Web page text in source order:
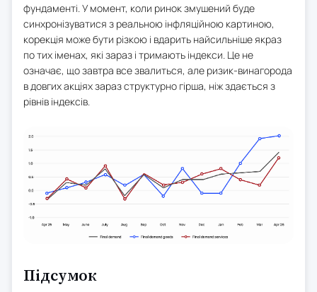
фундаменті. У момент, коли ринок змушений буде
синхронізуватися з реальною інфляційною картиною,
корекція може бути різкою і вдарить найсильніше якраз
по тих іменах, які зараз і тримають індекси. Це не
означає, що завтра все звалиться, але ризик-винагорода
в довгих акціях зараз структурно гірша, ніж здається з
рівнів індексів.
Підсумок